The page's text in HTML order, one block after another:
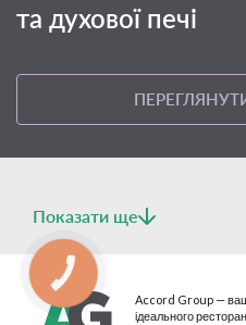
та духової печі
Показати ще
Accord Group — ваш
ідеального
КНОПКА
СВЯЗИ